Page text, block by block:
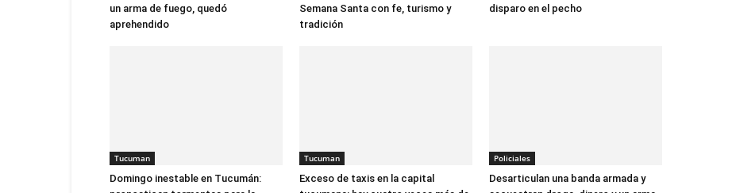
un arma de fuego, quedó
aprehendido
Semana Santa con fe, turismo y
tradición
disparo en el pecho
Tucuman
Domingo inestable en Tucumán:
Tucuman
Exceso de taxis en la capital
Policiales
Desarticulan una banda armada y